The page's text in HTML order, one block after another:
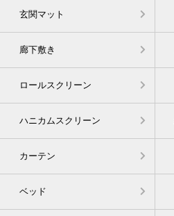
玄関マット
廊下敷き
ロールスクリーン
ハニカムスクリーン
カーテン
ベッド